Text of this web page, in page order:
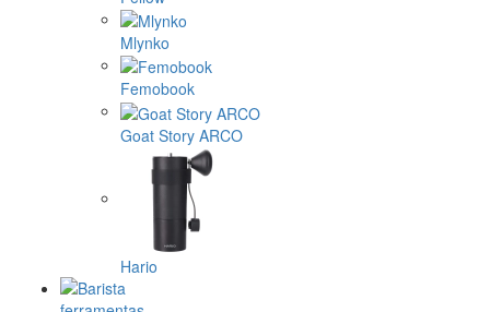
Mlynko
Femobook
Goat Story ARCO
Hario